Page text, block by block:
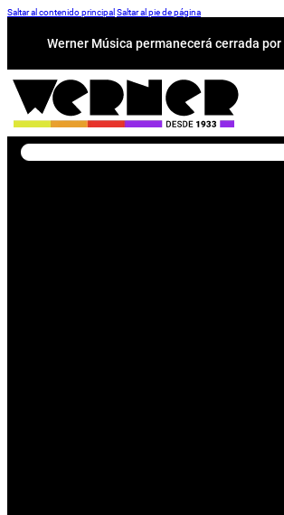
Saltar al contenido principal Saltar al pie de página
Werner Música permanecerá cerrada
Buscar